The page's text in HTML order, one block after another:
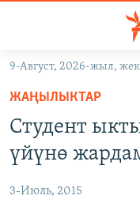
Навигацияга
өтүңүз
Издөөгө
салыңызКЫРГЫЗСТАН
ЭКОНОМИКА
ДҮЙНӨ
БОРБОР АЗИЯ
УКРАИНА
АТАЙЫН ИЛИКТӨӨ
9-Август, 2026-жыл,
ЖАҢЫЛЫКТАР
Студент
үйүнө
3-Июль, 2015